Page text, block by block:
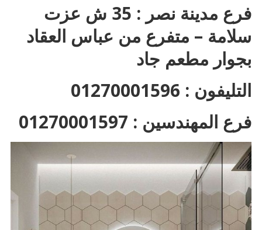
فرع مدينة نصر : 35 ش عزت
سلامة – متفرع من عباس العقاد
بجوار مطعم جاد
التليفون : 01270001596
فرع المهندسين : 01270001597